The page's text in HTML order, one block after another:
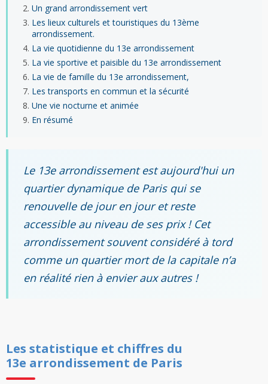
Un grand arrondissement vert
Les lieux culturels et touristiques du 13ème
arrondissement.
La vie quotidienne du 13e arrondissement
La vie sportive et paisible du 13e arrondissement
La vie de famille du 13e arrondissement,
Les transports en commun et la sécurité
Une vie nocturne et animée
En résumé
Le 13e arrondissement est aujourd'hui un
quartier dynamique de Paris qui se
renouvelle de jour en jour et reste
accessible au niveau de ses prix ! Cet
arrondissement souvent considéré à tord
comme un quartier mort de la capitale n’a
en réalité rien à envier aux autres !
Les statistique et chiffres du
13e arrondissement de Paris